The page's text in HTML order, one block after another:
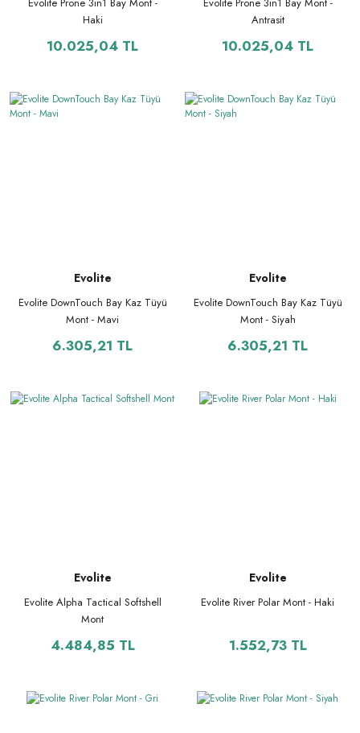
Haki
10.025,04 TL
Antrasit
10.025,04 TL
Evolite
Evolite DownTouch Bay Kaz Tüyü
Mont - Mavi
6.305,21 TL
Evolite
Evolite DownTouch Bay Kaz Tüyü
Mont - Siyah
6.305,21 TL
Evolite
Evolite Alpha Tactical Softshell
Mont
4.484,85 TL
Evolite
Evolite River Polar Mont - Haki
1.552,73 TL